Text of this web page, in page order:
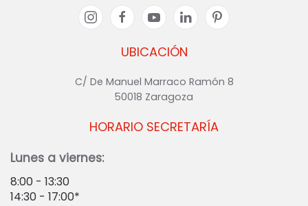
UBICACIÓN
C/ De Manuel Marraco Ramón 8
50018 Zaragoza
HORARIO SECRETARÍA
Lunes a viernes:
8:00 - 13:30
14:30 - 17:00*